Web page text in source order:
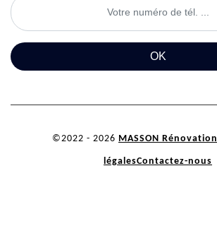
©2022 - 2026 MASSON Rénovation
légalesContactez-nous